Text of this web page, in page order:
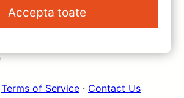
4G Bluetooth 5.1
— Recenzie Detaliată,
Testare & Recomandări
Terms of Service · Contact Us
Accepta toate